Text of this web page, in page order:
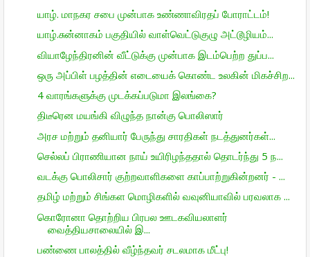
யாழ். மாநகர சபை முன்பாக உண்ணாவிரதப் போராட்டம்!
யாழ்.சுன்னாகம் பகுதியில் வாள்வெட்டுகுழு அட்டூழியம்...
வியாழேந்திரனின் வீட்டுக்கு முன்பாக இடம்பெற்ற துப்ப...
ஒரு அப்பிள் பழத்தின் எடையைக் கொண்ட உலகின் மிகச்சிற...
4 வாரங்களுக்கு முடக்கப்படுமா இலங்கை?
திடீரென மயங்கி விழுந்த நான்கு பொலிஸார்
அரச மற்றும் தனியார் பேருந்து சாரதிகள் நடத்துனர்கள்...
செல்லப் பிராணியான நாய் உயிரிழந்ததால் தொடர்ந்து 5 ந...
வடக்கு பொலிசார் குற்றவாளிகளை காப்பாற்றுகின்றனர் - ...
தமிழ் மற்றும் சிங்கள மொழிகளில் வவுனியாவில் பரவலாக ...
கொரோனா தொற்றிய பிரபல ஊடகவியலாளர்
வைத்தியசாலையில் இ...
பண்ணை பாலத்தில் வீழ்ந்தவர் சடலமாக மீட்பு!